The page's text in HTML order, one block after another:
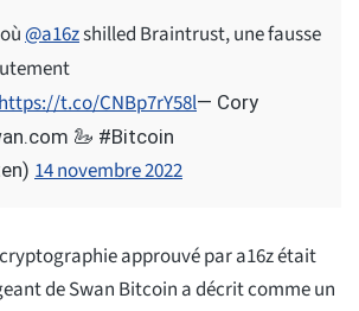
@a16zshilled Braintrust, une fausse
t.co/CNBp7rY58l— Cory
🦢 #Bitcoin
14 novembre 2022
approuvé par a16z était
de Swan Bitcoin a décrit comme un